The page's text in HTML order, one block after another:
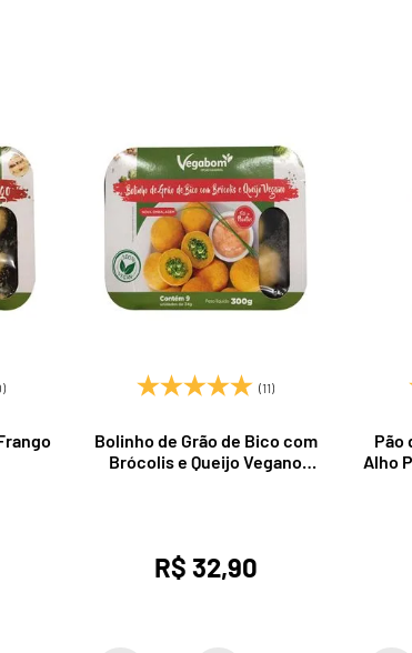
(11)
Bolinho de Grão de Bico com
Brócolis e Queijo Vegano
R$ 32,90
Pão
Alho